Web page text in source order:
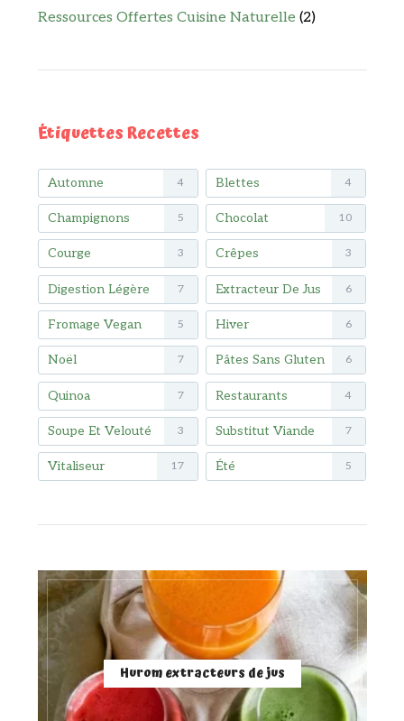
Ressources Offertes Cuisine Naturelle (2)
Étiquettes Recettes
Automne 4 Blettes 4
Champignons 5 Chocolat 10
Courge 3 Crêpes 3
Digestion Légère 7 Extracteur De Jus 6
Fromage Vegan 5 Hiver 6
Noël 7 Pâtes Sans Gluten 6
Quinoa 7 Restaurants 4
Soupe Et Velouté 3 Substitut Viande 7
Vitaliseur 17 Été 5
Hurom extracteurs de jus